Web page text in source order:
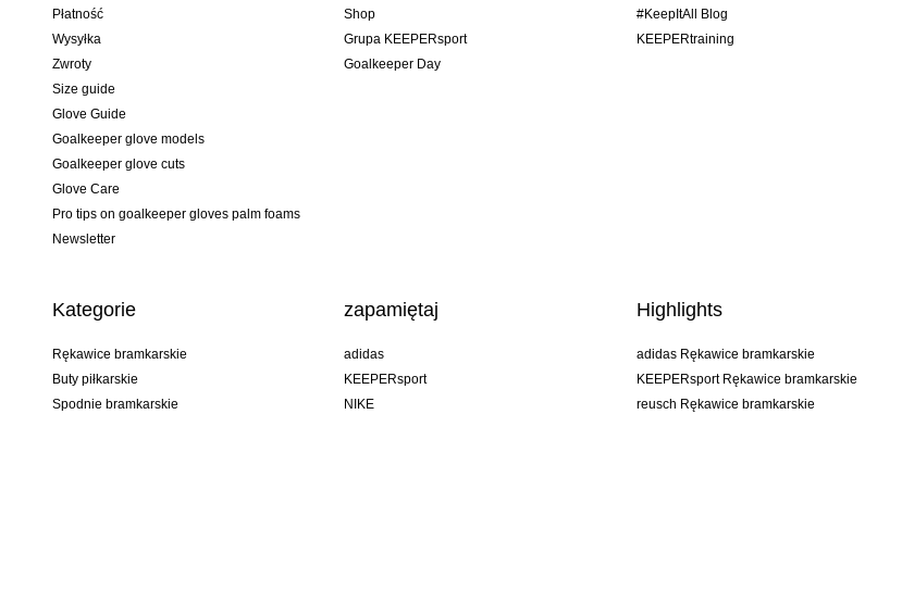
Płatność
Wysyłka
Zwroty
Size guide
Glove Guide
Goalkeeper glove models
Goalkeeper glove cuts
Glove Care
Pro tips on goalkeeper gloves palm foams
Newsletter
Shop
Grupa KEEPERsport
Goalkeeper Day
#KeepItAll Blog
KEEPERtraining
Kategorie
Rękawice bramkarskie
Buty piłkarskie
Spodnie bramkarskie
zapamiętaj
adidas
KEEPERsport
NIKE
Highlights
adidas Rękawice bramkarskie
KEEPERsport Rękawice bramkarskie
reusch Rękawice bramkarskie